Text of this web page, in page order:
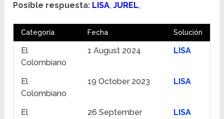
Posible respuesta: LISA,JUREL,
Categoría Fecha Solución
El
Colombiano
1 August 2024 LISA
El
Colombiano
19 October 2023 LISA
El
26 September
LISA